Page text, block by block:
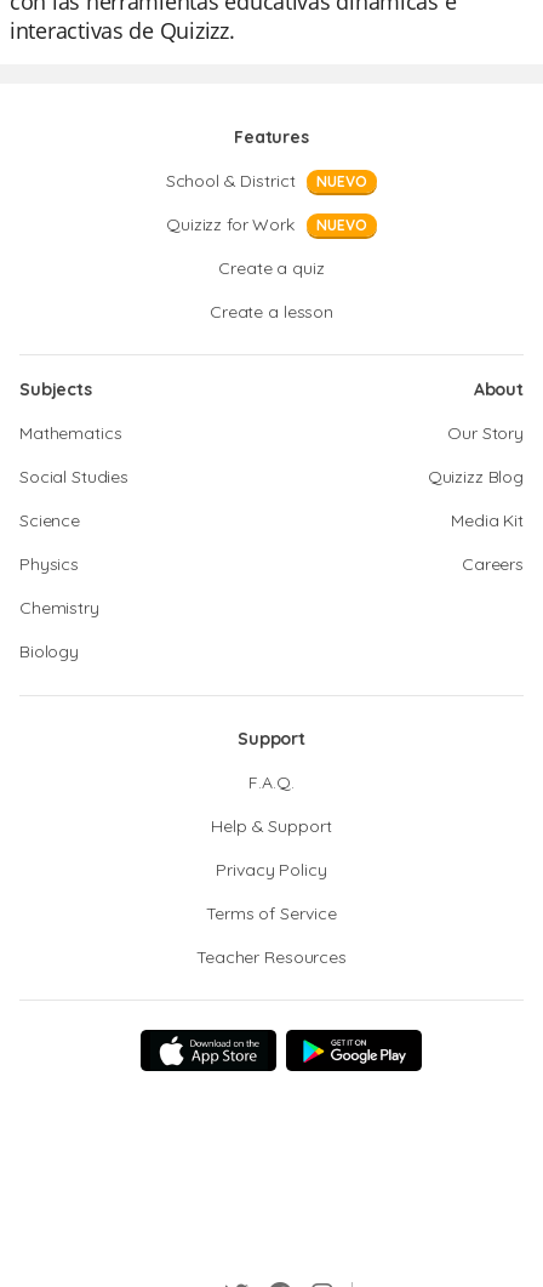
interactivas de Quizizz.
Features
School & District
NUEVO
Quizizz for Work NUEVO
Create a quiz
Create a lesson
Subjects
Mathematics
Social Studies
Science
Physics
Chemistry
Biology
About
Our Story
Quizizz Blog
Media Kit
Careers
Support
F.A.Q.
Help & Support
Privacy Policy
Terms of Service
Teacher Resources